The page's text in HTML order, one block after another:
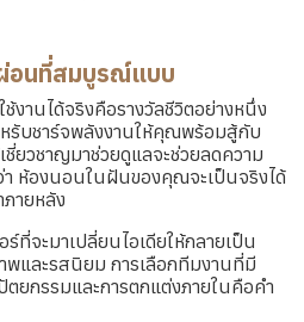
อนที่สมบูรณ์แบบ
งานได้จริงคือรางวัลชีวิตอย่างหนึ่ง
รับชาร์จพลังงานให้คุณพร้อมสู้กับ
ยวชาญมาช่วยดูแลจะช่วยลดความ
ห้องนอนในฝันของคุณจะเป็นจริงได้
ภายหลัง
ที่จะมาเปลี่ยนไอเดียให้กลายเป็น
และรสนิยม การเลือกทีมงานที่มี
ตยกรรมและการตกแต่งภายในคือคำ